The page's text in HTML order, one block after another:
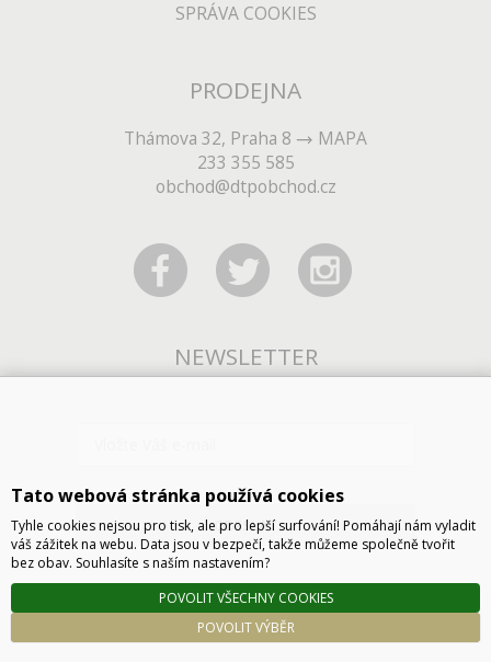
SPRÁVA COOKIES
PRODEJNA
Thámova 32, Praha 8
MAPA
233 355 585
obchod@dtpobchod.cz
NEWSLETTER
ODESLAT
Tato webová stránka používá cookies
Tyhle cookies nejsou pro tisk, ale pro lepší surfování! Pomáhají nám vyladit
váš zážitek na webu. Data jsou v bezpečí, takže můžeme společně tvořit
bez obav. Souhlasíte s naším nastavením?
POVOLIT VÝBĚR
POVOLIT VŠECHNY COOKIES